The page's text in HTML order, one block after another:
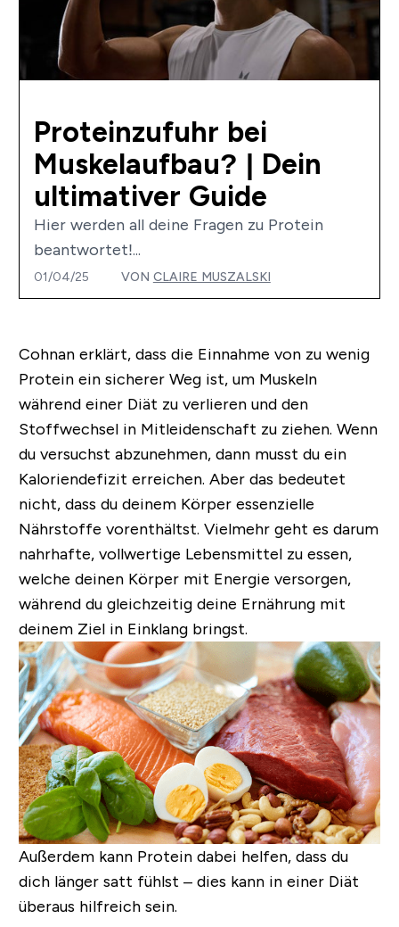
Proteinzufuhr bei
Muskelaufbau? | Dein
ultimativer Guide
Hier werden all deine Fragen zu Protein
beantwortet!...
01/04/25 VON CLAIRE MUSZALSKI
Cohnan erklärt, dass die Einnahme von zu wenig
Protein ein sicherer Weg ist, um Muskeln
während einer Diät zu verlieren und den
Stoffwechsel in Mitleidenschaft zu ziehen. Wenn
du versuchst abzunehmen, dann musst du ein
Kaloriendefizit erreichen. Aber das bedeutet
nicht, dass du deinem Körper essenzielle
Nährstoffe vorenthältst. Vielmehr geht es darum
nahrhafte, vollwertige Lebensmittel zu essen,
welche deinen Körper mit Energie versorgen,
während du gleichzeitig deine Ernährung mit
deinem Ziel in Einklang bringst.
Außerdem kann Protein dabei helfen, dass du
dich länger satt fühlst – dies kann in einer Diät
überaus hilfreich sein.